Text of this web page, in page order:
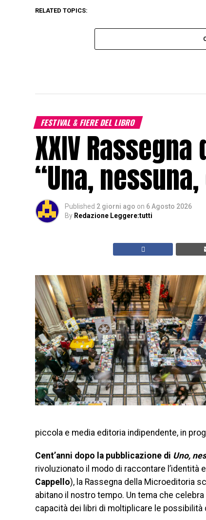
RELATED TOPICS:
FESTIVAL & FIERE DEL LIBRO
XXIV
“Una,
Published 2 giorni ago on 6 Agosto 2026
By Redazione Leggere:tutti
piccola e media editoria indipendente, in
Cent’anni dopo la pubblicazione di Uno,
rivoluzionato il modo di raccontare l’identità
Cappello), la Rassegna della Microeditoria
abitano il nostro tempo. Un tema che
capacità dei libri di moltiplicare le possibilità